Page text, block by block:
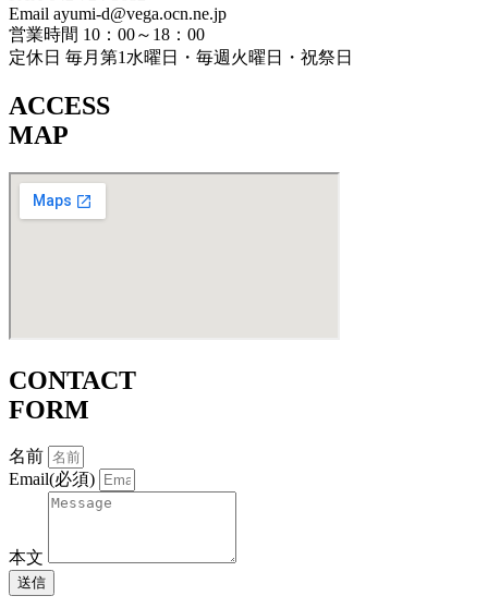
Email ayumi-d@vega.ocn.ne.jp
営業時間 10：00～18：00
定休日 毎月第1水曜日・毎週火曜日・祝祭日
ACCESS
MAP
CONTACT
FORM
名前
Email(必須)
本文
送信